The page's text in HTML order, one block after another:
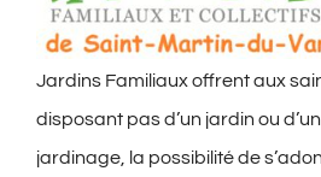
Jardins Familiaux offrent aux
disposant pas d’un jardin ou
jardinage, la possibilité de